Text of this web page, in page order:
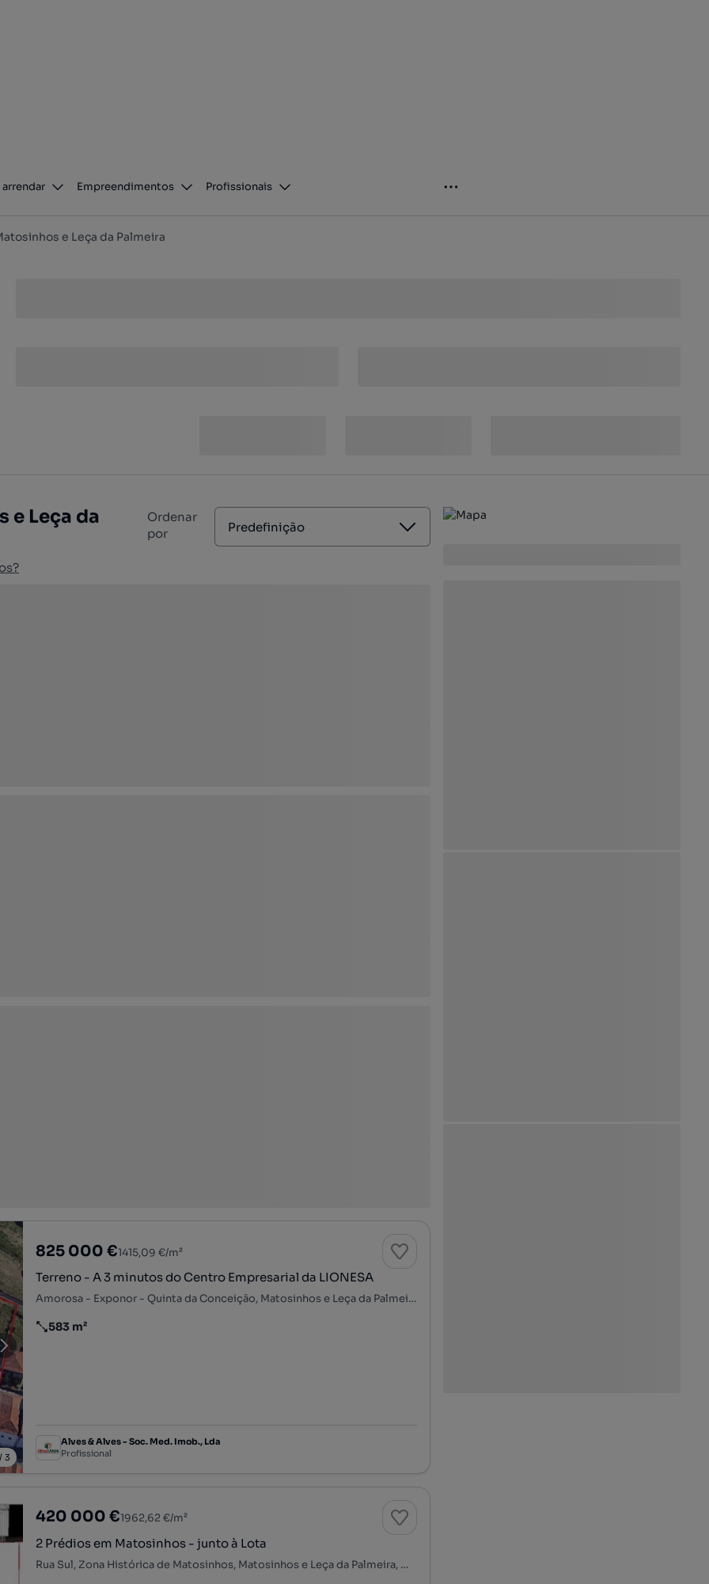
arrendar Empreendimentos Profissionais
e Leça da Palmeira
e Leça da
Ordenar
por
Predefinição
3
825 000 €1415,09 €/m²
Terreno - A 3 minutos do Centro Empresarial da LIONESA
Amorosa - Exponor - Quinta da Conceição, Matosinhos e Leça da Palmeira, Matosinhos, Porto
Preço por metro quadrado
583 m²
Alves & Alves - Soc. Med. Imob., Lda
Profissional
420 000 €1962,62 €/m²
2 Prédios em Matosinhos - junto à Lota
Rua Sul, Zona Histórica de Matosinhos, Matosinhos e Leça da Palmeira, Matosinhos, Porto